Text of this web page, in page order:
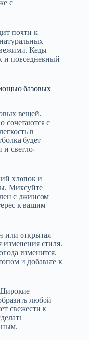
с
почти к
Кеды
и повседневный
базовых
вещей.
сочетаются с
в
будет
и светло-
хлопок и
Миксуйте
с джинсом
к вашим
или открытая
изменения стиля.
изменится.
и добавьте к
Широкие
любой
свежести к